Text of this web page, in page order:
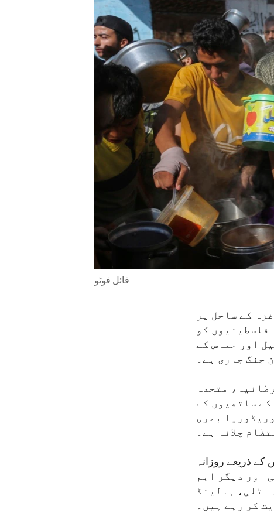
IDEALS AND INSTITUTIONS
فائل فوٹو
کے ساحل پر
فلسطینیوں کو
اور حماس کے
جنگ جاری ہے۔
متحدہ
ساتھیوں کے
بحری
چلانا ہے۔
کے ذریعے روزانہ
اور دیگر اہم
اٹلی، ہالینڈ
کر رہے ہیں۔